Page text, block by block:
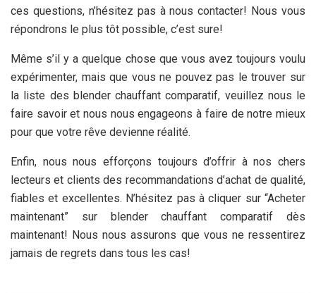
ces questions, n’hésitez pas à nous contacter! Nous vous
répondrons le plus tôt possible, c’est sure!
Même s’il y a quelque chose que vous avez toujours voulu
expérimenter, mais que vous ne pouvez pas le trouver sur
la liste des blender chauffant comparatif, veuillez nous le
faire savoir et nous nous engageons à faire de notre mieux
pour que votre rêve devienne réalité.
Enfin, nous nous efforçons toujours d’offrir à nos chers
lecteurs et clients des recommandations d’achat de qualité,
fiables et excellentes. N’hésitez pas à cliquer sur “Acheter
maintenant” sur blender chauffant comparatif dès
maintenant! Nous nous assurons que vous ne ressentirez
jamais de regrets dans tous les cas!